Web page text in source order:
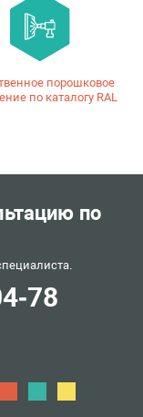
порошковое
по каталогу RAL
по
78